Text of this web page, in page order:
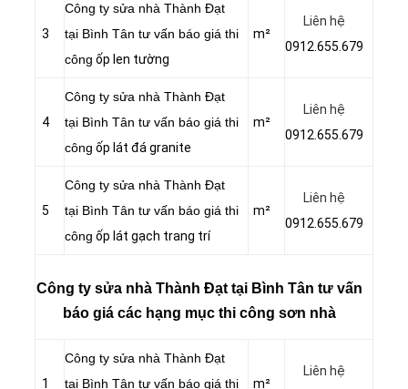
3
Công ty sửa nhà Thành Đạt
tại Bình Tân tư vấn báo giá thi
công ốp len tường
m²
Liên hệ
0912.655.679
4
Công ty sửa nhà Thành Đạt
tại Bình Tân tư vấn báo giá thi
công ốp lát đá granite
m²
Liên hệ
0912.655.679
5
Công ty sửa nhà Thành Đạt
tại Bình Tân tư vấn báo giá thi
công ốp lát gạch trang trí
m²
Liên hệ
0912.655.679
Công ty sửa nhà Thành Đạt tại Bình Tân tư vấn
báo giá các hạng mục thi công sơn nhà
1
Công ty sửa nhà Thành Đạt
tại Bình Tân tư vấn báo giá thi
m²
Liên hệ